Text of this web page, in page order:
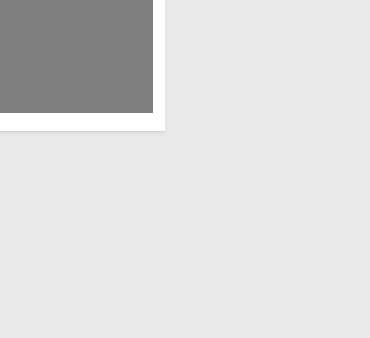
Kata Vaksin